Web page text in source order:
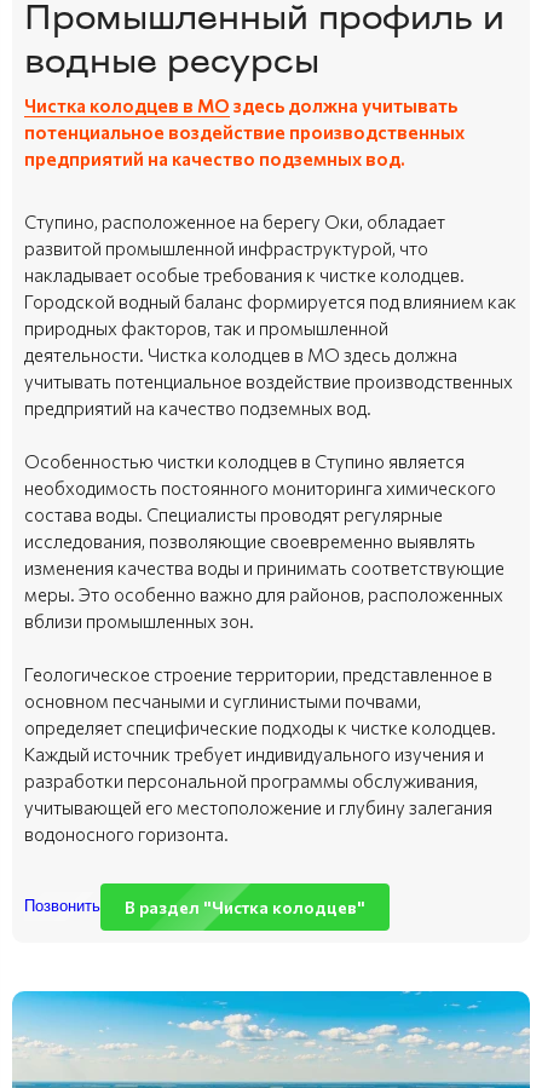
Промышленный профиль и
водные ресурсы
Чистка колодцев в МО здесь должна учитывать
потенциальное воздействие производственных
предприятий на качество подземных вод.
Ступино, расположенное на берегу Оки, обладает
развитой промышленной инфраструктурой, что
накладывает особые требования к чистке колодцев.
Городской водный баланс формируется под влиянием как
природных факторов, так и промышленной
деятельности. Чистка колодцев в МО здесь должна
учитывать потенциальное воздействие производственных
предприятий на качество подземных вод.
Особенностью чистки колодцев в Ступино является
необходимость постоянного мониторинга химического
состава воды. Специалисты проводят регулярные
исследования, позволяющие своевременно выявлять
изменения качества воды и принимать соответствующие
меры. Это особенно важно для районов, расположенных
вблизи промышленных зон.
Геологическое строение территории, представленное в
основном песчаными и суглинистыми почвами,
определяет специфические подходы к чистке колодцев.
Каждый источник требует индивидуального изучения и
разработки персональной программы обслуживания,
учитывающей его местоположение и глубину залегания
водоносного горизонта.
Позвонить В раздел "Чистка колодцев"